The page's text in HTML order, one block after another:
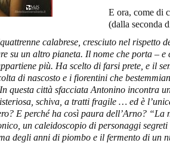
E ora, come di
(dalla seconda
calabrese, cresciuto nel rispetto
su un altro pianeta. Il nome che porta –
più. Ha scelto di farsi prete, e il
di nascosto e i fiorentini che
questa città sfacciata Antonino incontra
schiva, a tratti fragile … ed è
E perché ha così paura dell’Arno?
un caleidoscopio di personaggi
degli anni di piombo e il fermento di un